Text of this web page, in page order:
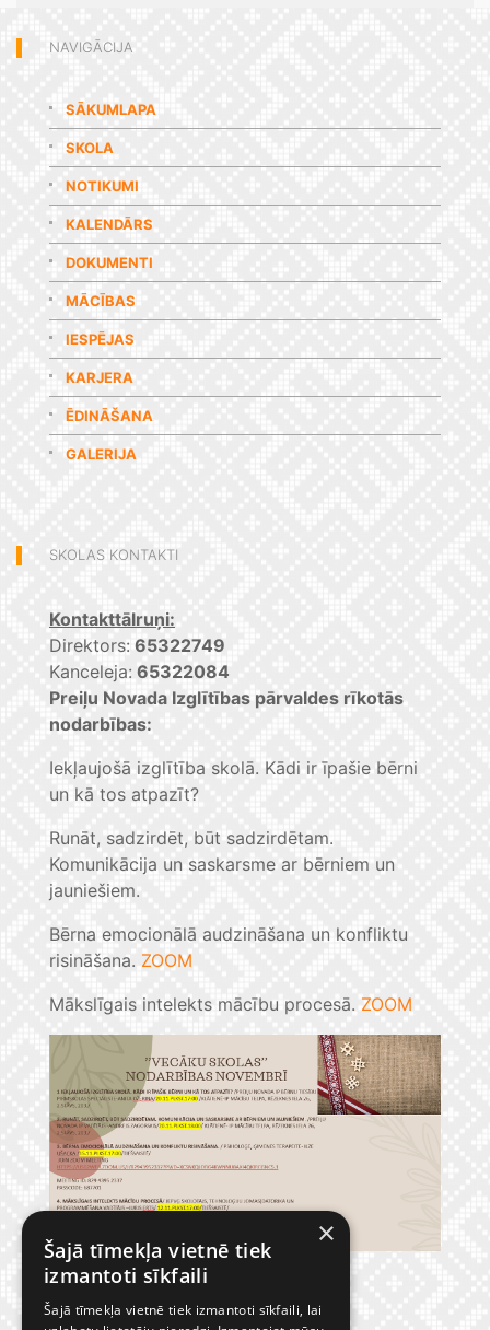
NAVIGĀCIJA
SĀKUMLAPA
SKOLA
NOTIKUMI
KALENDĀRS
DOKUMENTI
MĀCĪBAS
IESPĒJAS
KARJERA
ĒDINĀŠANA
GALERIJA
SKOLAS KONTAKTI
Kontakttālruņi:
Direktors: 65322749
Kanceleja: 65322084
Preiļu Novada Izglītības pārvaldes rīkotās
nodarbības:
Iekļaujošā izglītība skolā. Kādi ir īpašie bērni
un kā tos atpazīt?
Runāt, sadzirdēt, būt sadzirdētam.
Komunikācija un saskarsme ar bērniem un
jauniešiem.
Bērna emocionālā audzināšana un konfliktu
risināšana. ZOOM
Mākslīgais intelekts mācību procesā. ZOOM
×
Šajā tīmekļa vietnē tiek
izmantoti sīkfaili
Šajā tīmekļa vietnē tiek izmantoti sīkfaili, lai